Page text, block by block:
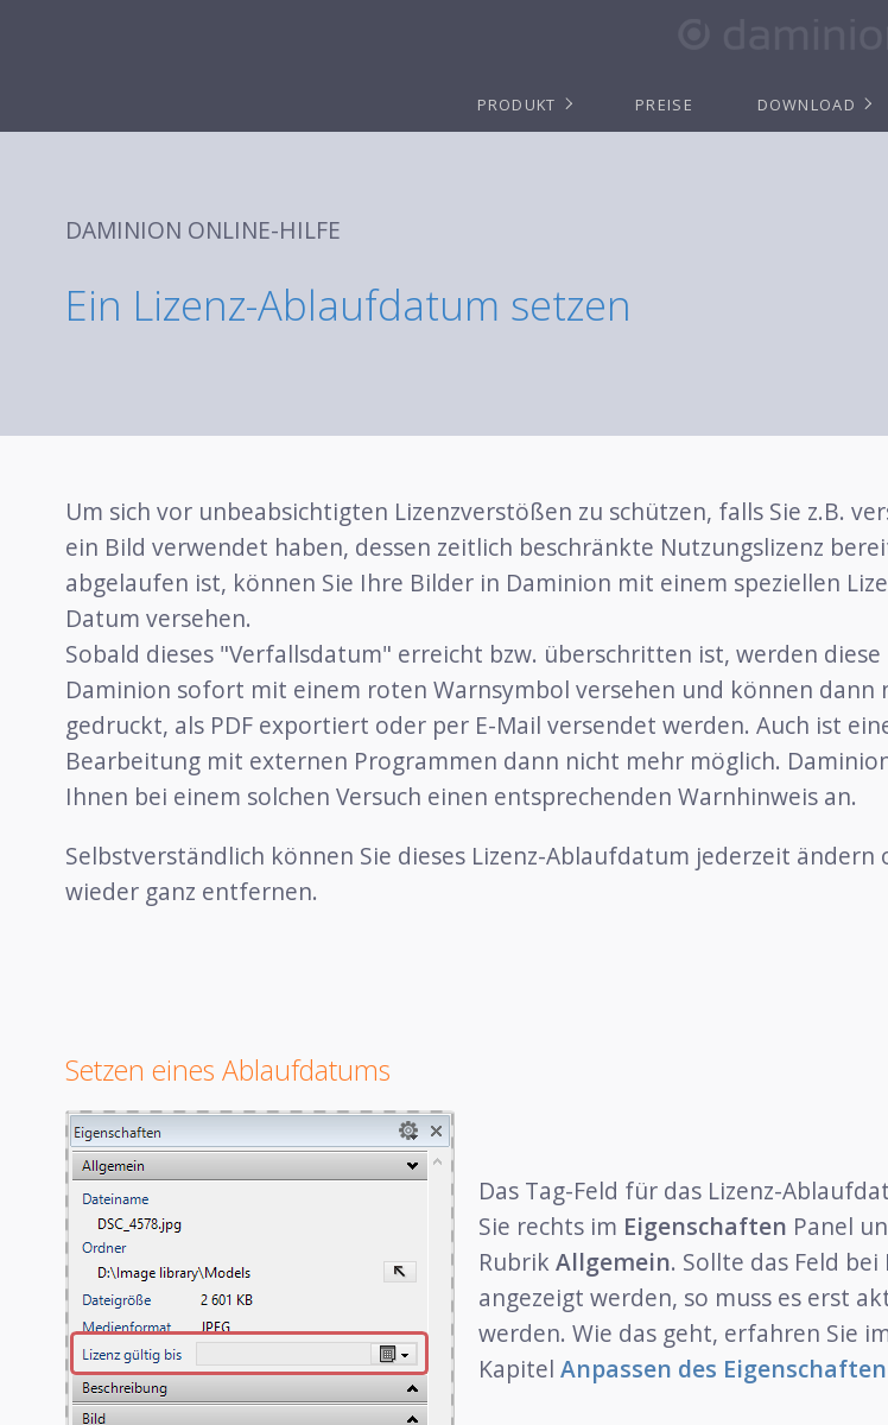
PRODUKT PREISE DOWNLOAD
DAMINION ONLINE-HILFE
Ein Lizenz-Ablaufdatum setzen
Um sich vor unbeabsichtigten Lizenzverstößen zu schützen, falls Sie z.B.
ein Bild verwendet haben, dessen zeitlich beschränkte Nutzungslizenz
abgelaufen ist, können Sie Ihre Bilder in Daminion mit einem speziellen
Datum versehen.
Sobald dieses "Verfallsdatum" erreicht bzw. überschritten ist, werden
Daminion sofort mit einem roten Warnsymbol versehen und können dann
gedruckt, als PDF exportiert oder per E-Mail versendet werden. Auch ist
Bearbeitung mit externen Programmen dann nicht mehr möglich.
Ihnen bei einem solchen Versuch einen entsprechenden Warnhinweis an.
Selbstverständlich können Sie dieses Lizenz-Ablaufdatum jederzeit ändern
wieder ganz entfernen.
Setzen eines Ablaufdatums
Das Tag-Feld für das Lizenz-
Sie rechts im Eigenschaften Panel
Rubrik Allgemein. Sollte das Feld
angezeigt werden, so muss es erst
werden. Wie das geht, erfahren Sie
KapitelAnpassen des